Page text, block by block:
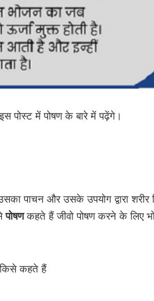
पोस्ट में पोषण के बारे में पढ़ेंगे।
पाचन और उसके उपयोग द्वारा शरीर
पोषणकहते हैं जीवो पोषण करने के लिए